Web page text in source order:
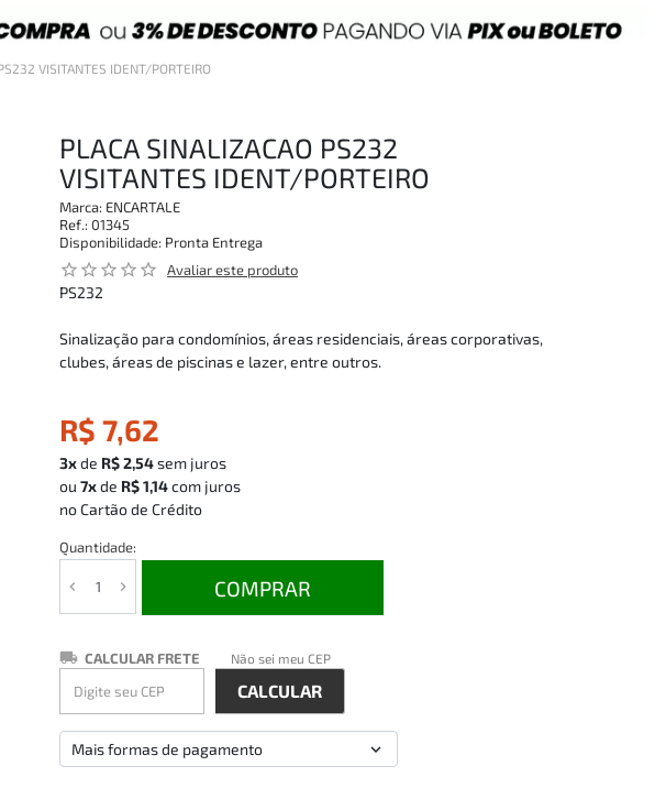
VISITANTES IDENT/PORTEIRO
PLACA SINALIZACAO PS232
VISITANTES IDENT/PORTEIRO
Marca: ENCARTALE
Ref.: 01345
Disponibilidade: Pronta Entrega
star_outline star_outline star_outline star_outline star_outline Avaliar este produto
PS232
Sinalização para condomínios, áreas residenciais, áreas corporativas,
clubes, áreas de piscinas e lazer, entre outros.
R$ 7,62
3xde R$ 2,54sem juros
ou 7xde R$ 1,14com juros
no Cartão de Crédito
Quantidade:
COMPRAR
CALCULAR FRETE Não sei meu CEP
Mais formas de pagamento